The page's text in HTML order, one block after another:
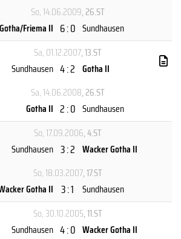
So, 14.06.2009, 26.ST
Gotha/Friema II 6 : 0 Sundhausen
Sa, 01.12.2007, 13.ST
Sundhausen 4 : 2 Gotha II
Sa, 14.06.2008, 26.ST
Gotha II 2 : 0 Sundhausen
So, 17.09.2006, 4.ST
Sundhausen 3 : 2 Wacker Gotha II
So, 18.03.2007, 17.ST
Gotha II 3 : 1 Sundhausen
So, 30.10.2005, 11.ST
Sundhausen 4 : 0 Wacker Gotha II